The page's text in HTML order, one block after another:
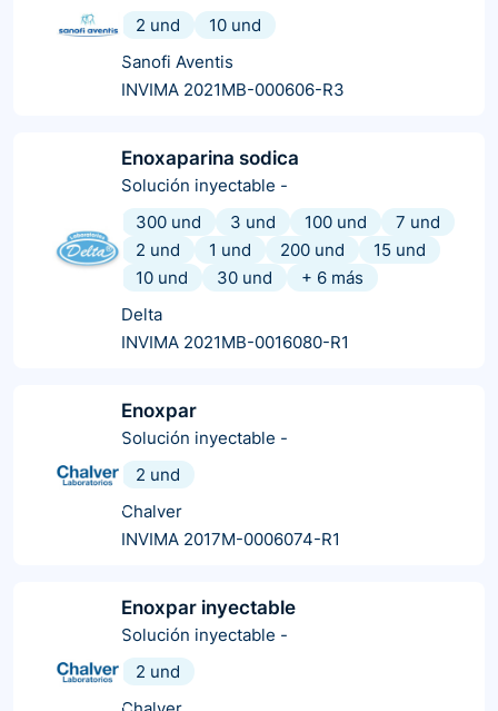
2 und
10 und
Sanofi Aventis
INVIMA 2021MB-000606-R3
Enoxaparina sodica
Solución inyectable -
300 und
3 und 100 und
7 und
2 und
1 und 200 und
15 und
10 und
30 und + 6 más
Delta
INVIMA 2021MB-0016080-R1
Enoxpar
Solución inyectable -
2 und
Chalver
INVIMA 2017M-0006074-R1
Enoxpar inyectable
Solución inyectable -
2 und